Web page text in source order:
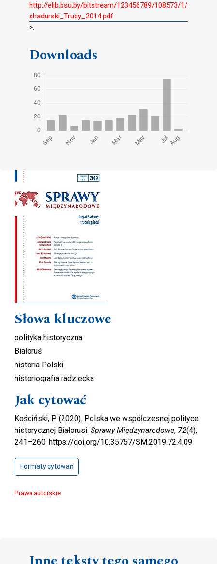
http://elib.bsu.by/bitstream/123456789/108573/1/
shadurski_Trudy_2014.pdf
>.
Downloads
Cover image
Słowa kluczowe
polityka historyczna
Białoruś
historia Polski
historiografia radziecka
Jak cytować
Kościński, P. (2020). Polska we współczesnej polityce
historycznej Białorusi. Sprawy Międzynarodowe, 72(4),
241–260. https://doi.org/10.35757/SM.2019.72.4.09
Formaty cytowań
Prawa autorskie